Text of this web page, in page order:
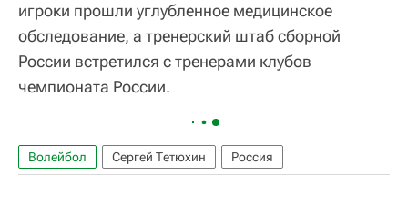
игроки прошли углубленное медицинское
обследование, а тренерский штаб сборной
России встретился с тренерами клубов
чемпионата России.
Волейбол Сергей Тетюхин Россия